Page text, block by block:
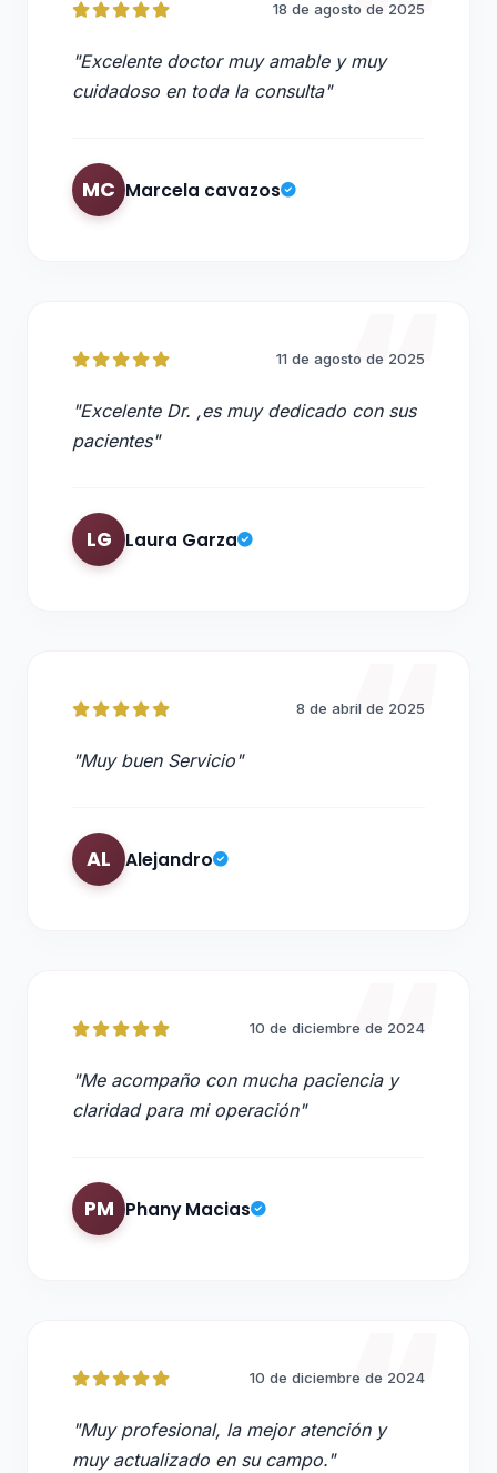
18 de agosto de 2025
"Excelente doctor muy amable y muy
cuidadoso en toda la consulta"
MC Marcela cavazos
11 de agosto de 2025
"Excelente Dr. ,es muy dedicado con sus
pacientes"
LG Laura Garza
8 de abril de 2025
"Muy buen Servicio"
AL Alejandro
10 de diciembre de 2024
"Me acompaño con mucha paciencia y
claridad para mi operación"
PM Phany Macias
10 de diciembre de 2024
"Muy profesional, la mejor atención y
muy actualizado en su campo."